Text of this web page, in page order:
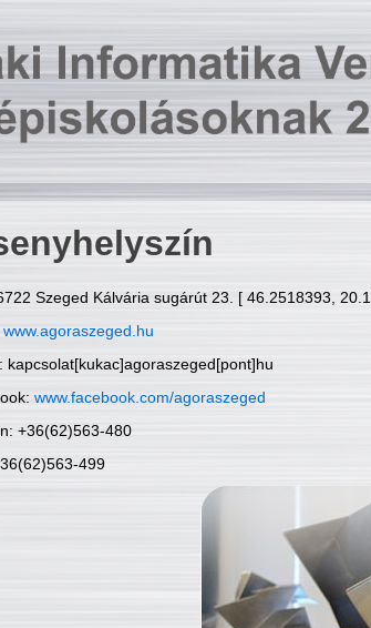
Szeged Kálvária sugárút 23. [ 46.2518393,
www.agoraszeged.hu
kapcsolat[kukac]agoraszeged[pont]hu
www.facebook.com/agoraszeged
+36(62)563-480
499